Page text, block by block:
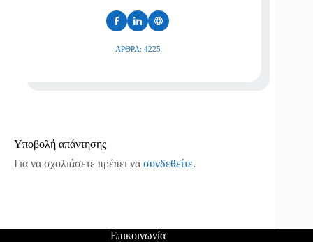
ΆΡΘΡΑ: 4225
Υποβολή απάντησης
Για να σχολιάσετε πρέπει να συνδεθείτε.
Επικοινωνία